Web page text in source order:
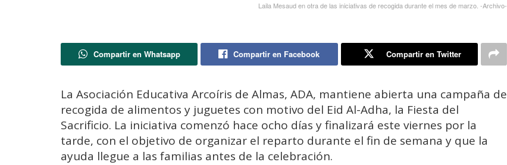
Laila Mesaud en otra de las iniciativas de recogida durante el mes de marzo. -Archivo-
Compartir en Whatsapp Compartir en Facebook Compartir en Twitter
La Asociación Educativa Arcoíris de Almas, ADA, mantiene abierta una campaña de
recogida de alimentos y juguetes con motivo del Eid Al-Adha, la Fiesta del
Sacrificio. La iniciativa comenzó hace ocho días y finalizará este viernes por la
tarde, con el objetivo de organizar el reparto durante el fin de semana y que la
ayuda llegue a las familias antes de la celebración.